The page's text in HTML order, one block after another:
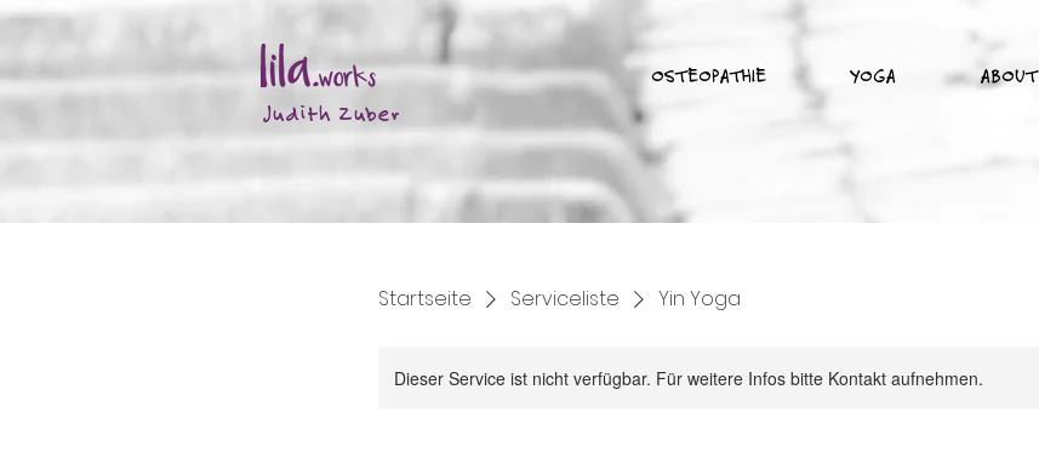
Judith Zuber
OSTEOPATHIE YOGA ABOUT
Startseite Serviceliste Yin Yoga
Dieser Service ist nicht verfügbar. Für weitere Infos bitte Kontakt aufnehmen.